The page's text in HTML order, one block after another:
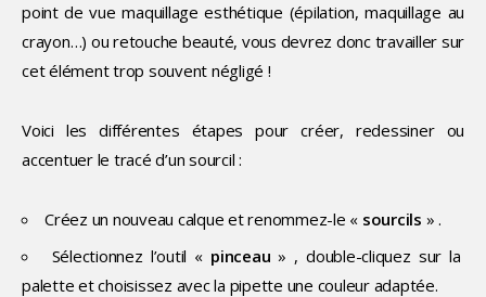
point de vue maquillage esthétique (épilation, maquillage au
crayon…) ou retouche beauté, vous devrez donc travailler sur
cet élément trop souvent négligé !
Voici les différentes étapes pour créer, redessiner ou
accentuer le tracé d’un sourcil :
Créez un nouveau calque et renommez-le « sourcils » .
Sélectionnez l’outil « pinceau » , double-cliquez sur la
palette et choisissez avec la pipette une couleur adaptée.